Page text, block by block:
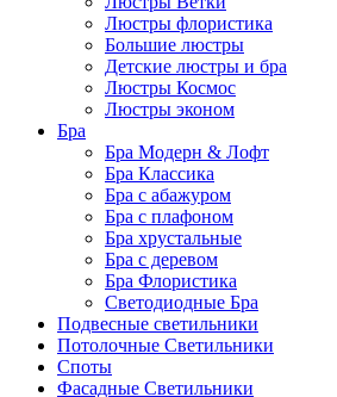
Люстры флористика
Большие люстры
Детские люстры и бра
Люстры Космос
Люстры эконом
Бра
Бра Модерн & Лофт
Бра Классика
Бра с абажуром
Бра с плафоном
Бра хрустальные
Бра с деревом
Бра Флористика
Светодиодные Бра
Подвесные светильники
Потолочные Светильники
Споты
Фасадные Светильники